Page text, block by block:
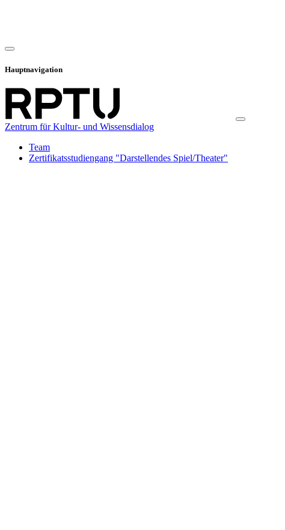
Hauptnavigation
Zentrum für Kultur- und Wissensdialog
Team
Zertifikatsstudiengang "Darstellendes Spiel/Theater"